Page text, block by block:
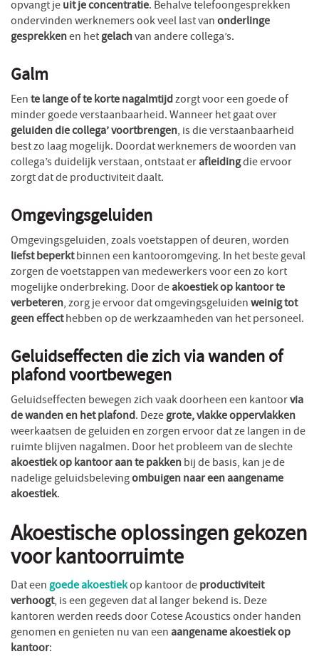
opvangt jeuit je concentratie. Behalve telefoongesprekken
ondervinden werknemers ook veel last vanonderlinge
gesprekkenen hetgelachvan andere collega’s.
Galm
Eente lange of te korte nagalmtijdzorgt voor een goede of
minder goede verstaanbaarheid. Wanneer het gaat over
geluiden die collega’ voortbrengen, is die verstaanbaarheid
best zo laag mogelijk. Doordat werknemers de woorden van
collega’s duidelijk verstaan, ontstaat erafleidingdie ervoor
zorgt dat de productiviteit daalt.
Omgevingsgeluiden
Omgevingsgeluiden, zoals voetstappen of deuren, worden
liefst beperktbinnen een kantooromgeving. In het beste geval
zorgen de voetstappen van medewerkers voor een zo kort
mogelijke onderbreking. Door deakoestiek op kantoor te
verbeteren, zorg je ervoor dat omgevingsgeluidenweinig tot
geen effecthebben op de werkzaamheden van het personeel.
Geluidseffecten die zich via wanden of
plafond voortbewegen
Geluidseffecten bewegen zich vaak doorheen een kantoorvia
de wanden en het plafond. Dezegrote, vlakke oppervlakken
weerkaatsen de geluiden en zorgen ervoor dat ze langen in de
ruimte blijven nagalmen. Door het probleem van de slechte
akoestiek op kantoor aan te pakkenbij de basis, kan je de
nadelige geluidsbelevingombuigen naar een aangename
akoestiek.
Akoestische oplossingen gekozen
voor kantoorruimte
Dat eengoede akoestiekop kantoor deproductiviteit
verhoogt, is een gegeven dat al langer bekend is. Deze
kantoren werden reeds door Cotese Acoustics onder handen
genomen en genieten nu van eenaangename akoestiek op
kantoor: